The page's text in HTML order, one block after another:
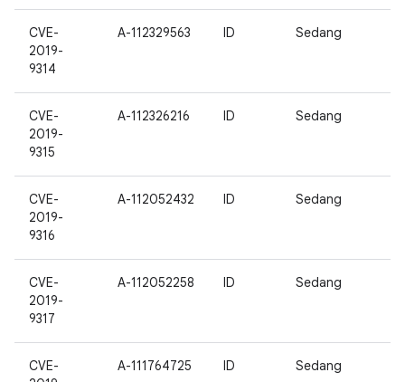
CVE-
2019-
9314
A-112329563 ID Sedang
CVE-
2019-
9315
A-112326216 ID Sedang
CVE-
2019-
9316
A-112052432 ID Sedang
CVE-
2019-
9317
A-112052258 ID Sedang
CVE-
A-111764725 ID Sedang